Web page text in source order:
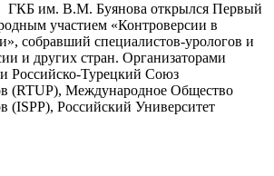
ГКБ им. В.М. Буянова открылся Первый
участием «Контроверсии в
собравший специалистов-урологов и
и других стран. Организаторами
Российско-Турецкий Союз
(RTUP), Международное Общество
(ISPP), Российский Университет